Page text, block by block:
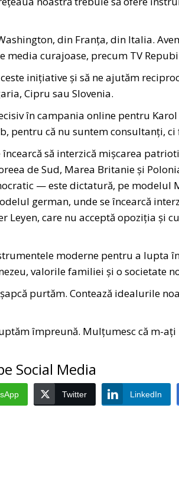
din Franța, din Italia.
media curajoase, precum TV
inițiative și să ne ajutăm
Cipru sau Slovenia.
în campania online pentru
pentru că nu suntem consultanți,
să interzică mișcarea
de Sud, Marea Britanie și
— este dictatură, pe modelul
german, unde se încearcă
Leyen, care nu acceptă opoziția și
moderne pentru a lupta
valorile familiei și o societate
purtăm. Contează idealurile
împreună. Mulțumesc că m-
Social Media
Twitter LinkedIn